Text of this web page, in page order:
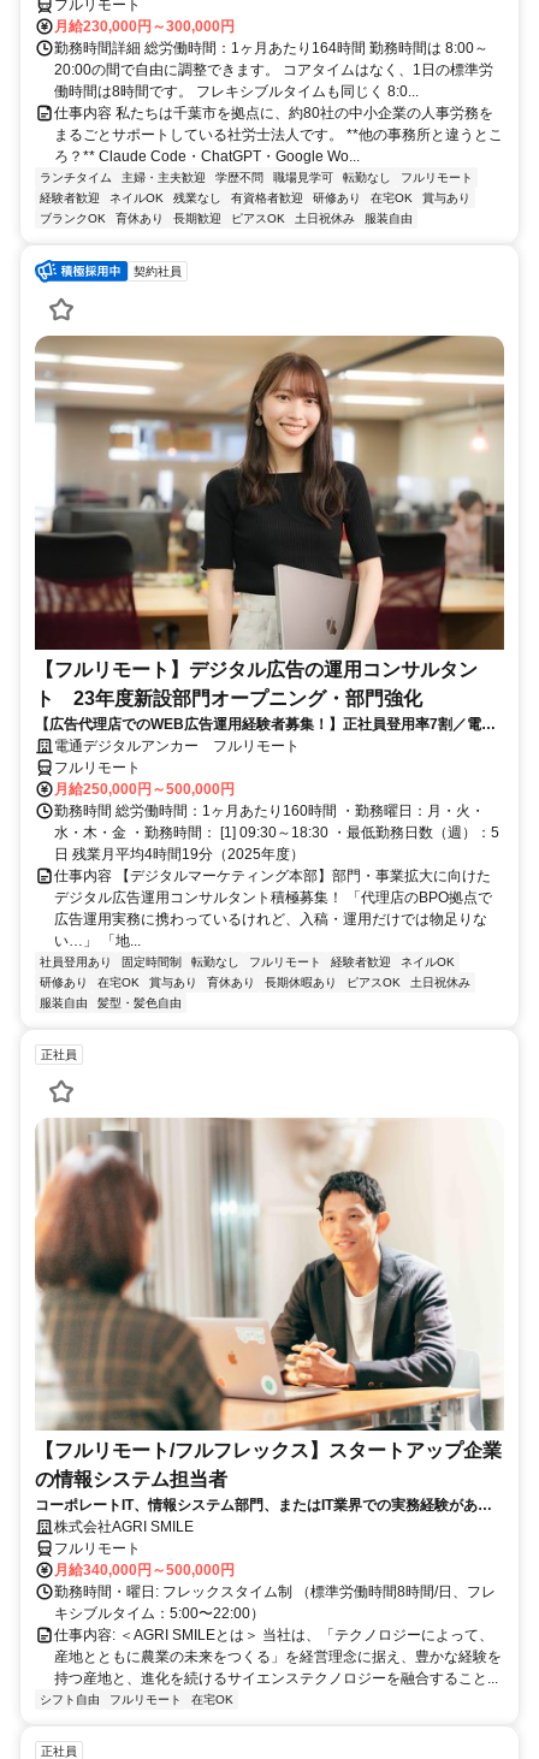
フルリモート
月給230,000円～300,000円
勤務時間詳細 総労働時間：1ヶ月あたり164時間 勤務時間は 8:00～
20:00の間で自由に調整できます。 コアタイムはなく、1日の標準労
働時間は8時間です。 フレキシブルタイムも同じく 8:0...
仕事内容 私たちは千葉市を拠点に、約80社の中小企業の人事労務を
まるごとサポートしている社労士法人です。 **他の事務所と違うとこ
ろ？** Claude Code・ChatGPT・Google Wo...
ランチタイム 主婦・主夫歓迎 学歴不問 職場見学可 転勤なし
フルリモート
経験者歓迎
ネイルOK 残業なし 有資格者歓迎 研修あり 在宅OK
賞与あり
ブランクOK
育休あり 長期歓迎 ピアスOK 土日祝休み 服装自由
契約社員
【フルリモート】デジタル広告の運用コンサルタン
ト 23年度新設部門オープニング・部門強化
【広告代理店でのWEB広告運用経験者募集！】正社員登用率7割／電通
G／全国×完全在宅／年休126日・土日祝休み／残業月平均4時間19分
電通デジタルアンカー フルリモート
フルリモート
月給250,000円～500,000円
勤務時間 総労働時間：1ヶ月あたり160時間 ・勤務曜日：月・火・
水・木・金 ・勤務時間： [1] 09:30～18:30 ・最低勤務日数（週）：5
日 残業月平均4時間19分（2025年度）
仕事内容 【デジタルマーケティング本部】部門・事業拡大に向けた
デジタル広告運用コンサルタント積極募集！ 「代理店のBPO拠点で
広告運用実務に携わっているけれど、入稿・運用だけでは物足りな
い…」 「地...
社員登用あり 固定時間制 転勤なし フルリモート 経験者歓迎
ネイルOK
研修あり
在宅OK 賞与あり 育休あり 長期休暇あり ピアスOK
土日祝休み
服装自由
髪型・髪色自由
正社員
【フルリモート/フルフレックス】スタートアップ企業
の情報システム担当者
コーポレートIT、情報システム部門、またはIT業界での実務経験がある
方、大歓迎！
株式会社AGRI SMILE
フルリモート
月給340,000円～500,000円
勤務時間・曜日: フレックスタイム制 （標準労働時間8時間/日、フレ
キシブルタイム：5:00〜22:00）
仕事内容: ＜AGRI SMILEとは＞ 当社は、「テクノロジーによって、
産地とともに農業の未来をつくる」を経営理念に据え、豊かな経験を
持つ産地と、進化を続けるサイエンステクノロジーを融合すること...
シフト自由 フルリモート 在宅OK
正社員